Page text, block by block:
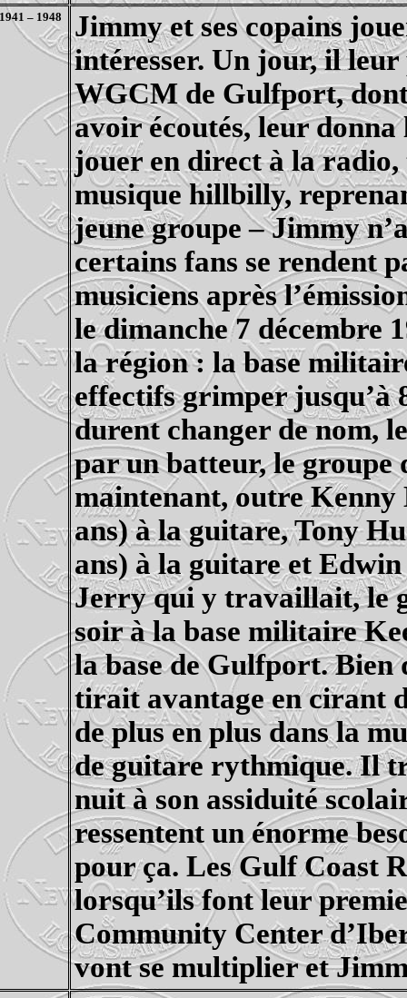
– 1948
Jimmy et ses copains
intéresser. Un jour, il
WGCM de Gulfport,
avoir écoutés, leur donna
jouer en direct à la radio,
musiquehillbilly,
jeune groupe – Jimmy
certains fans se rendent
musiciens après
le dimanche 7 décembre
la région : la base
effectifs grimper jusqu’à
durent changer de nom,
par un batteur, le
maintenant, outre Kenny
ans) à la guitare, Tony
ans) à la guitare et
Jerry qui y travaillait, le
soir à la base militaire
la base de Gulfport. Bien
tirait avantage en cirant
de plus en plus dans la
de guitare rythmique. Il
nuit à son assiduité
ressentent un énorme
pour ça. Les GulfCoast
lorsqu’ils font leur
Community Center
vont se multiplier et